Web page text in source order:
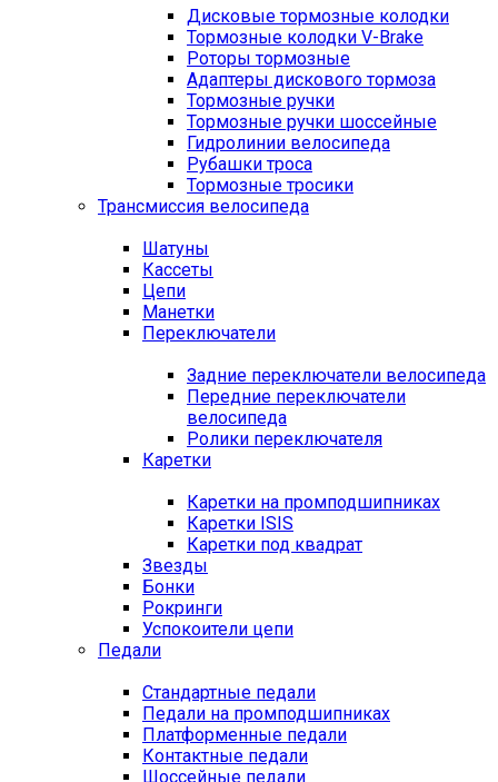
Дисковые тормозные колодки
Тормозные колодки V-Brake
Роторы тормозные
Адаптеры дискового тормоза
Тормозные ручки
Тормозные ручки шоссейные
Гидролинии велосипеда
Рубашки троса
Тормозные тросики
Трансмиссия велосипеда
Шатуны
Кассеты
Цепи
Манетки
Переключатели
Задние переключатели велосипеда
Передние переключатели
велосипеда
Ролики переключателя
Каретки
Каретки на промподшипниках
Каретки ISIS
Каретки под квадрат
Звезды
Бонки
Рокринги
Успокоители цепи
Педали
Стандартные педали
Педали на промподшипниках
Платформенные педали
Контактные педали
Шоссейные педали